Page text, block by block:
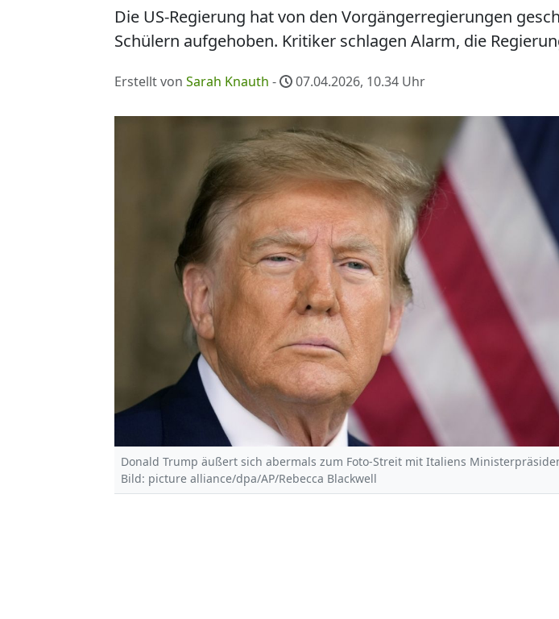
Die US-Regierung hat von den Vorgängerregierungen
Schülern aufgehoben. Kritiker schlagen Alarm, die
Erstellt von Sarah Knauth - 07.04.2026, 10.34 Uhr
Donald Trump äußert sich abermals zum Foto-Streit mit Italiens
Bild: picture alliance/dpa/AP/Rebecca Blackwell